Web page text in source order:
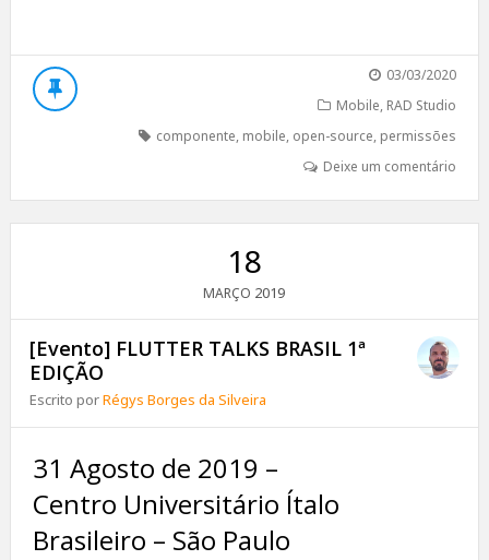
03/03/2020
Mobile, RAD Studio
componente, mobile, open-source, permissões
Deixe um comentário
18
MARÇO 2019
[Evento] FLUTTER TALKS BRASIL 1ª
EDIÇÃO
Escrito porRégys Borges da Silveira
31 Agosto de 2019 –
Centro Universitário Ítalo
Brasileiro – São Paulo